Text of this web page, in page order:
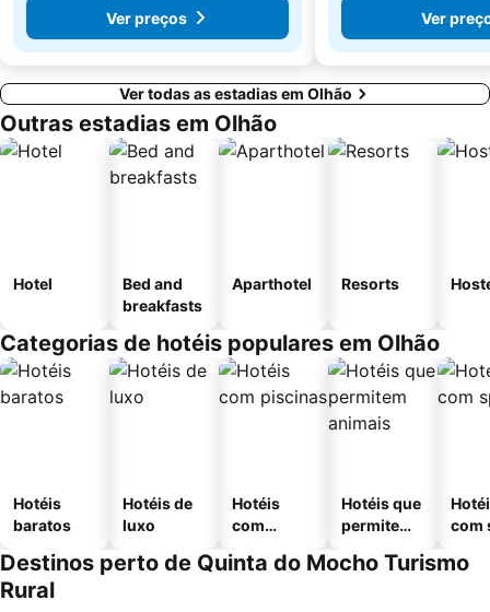
Ver preços
Ver
Ver todas as estadias em Olhão
Outras estadias em Olhão
Hotel
Bed and
breakfasts
Aparthotel Resorts
Categorias de hotéis populares em Olhão
Hotéis
baratos
Hotéis de
luxo
Hotéis
com
Hotéis que
permitem
com
Destinos perto de Quinta do Mocho Turismo
Rural